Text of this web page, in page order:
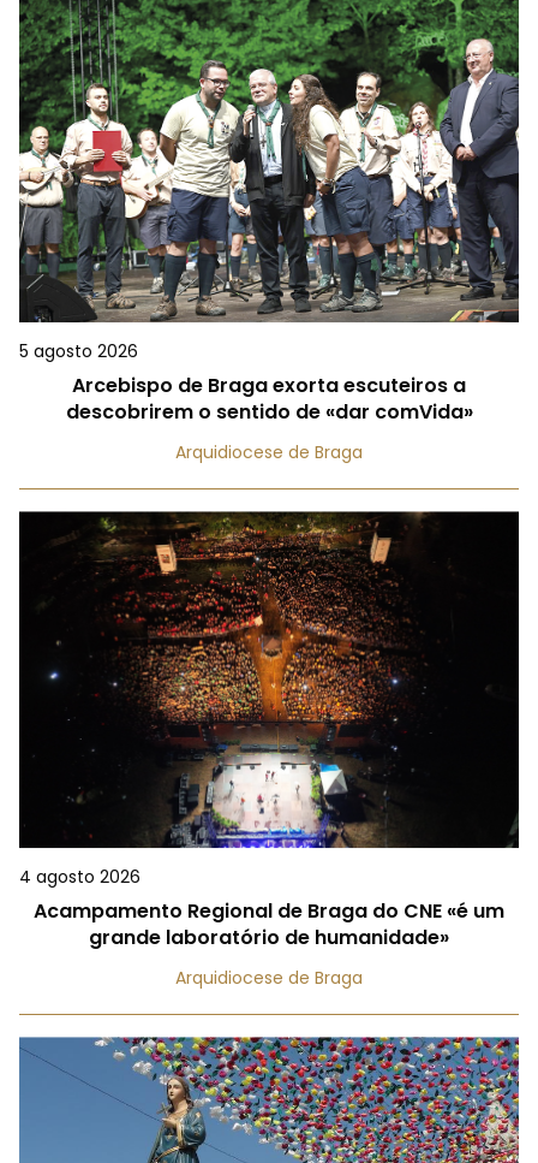
5 agosto 2026
Arcebispo de Braga exorta escuteiros a
descobrirem o sentido de «dar comVida»
Arquidiocese de Braga
4 agosto 2026
Acampamento Regional de Braga do CNE «é um
grande laboratório de humanidade»
Arquidiocese de Braga